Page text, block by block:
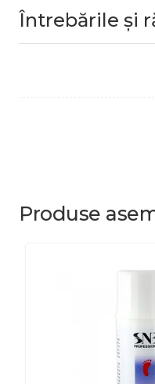
Întrebările și
Produse